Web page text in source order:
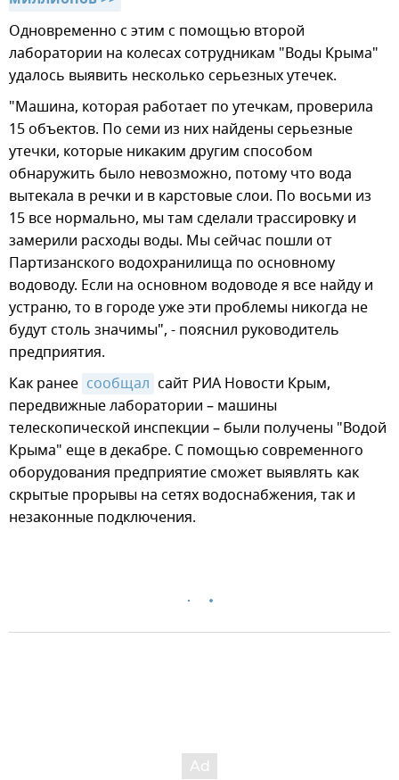
Одновременно с этим с помощью второй
лаборатории на колесах сотрудникам "Воды Крыма"
удалось выявить несколько серьезных утечек.
"Машина, которая работает по утечкам, проверила
15 объектов. По семи из них найдены серьезные
утечки, которые никаким другим способом
обнаружить было невозможно, потому что вода
вытекала в речки и в карстовые слои. По восьми из
15 все нормально, мы там сделали трассировку и
замерили расходы воды. Мы сейчас пошли от
Партизанского водохранилища по основному
водоводу. Если на основном водоводе я все найду и
устраню, то в городе уже эти проблемы никогда не
будут столь значимы", - пояснил руководитель
предприятия.
Как ранее сообщал сайт РИА Новости Крым,
передвижные лаборатории – машины
телескопической инспекции – были получены "Водой
Крыма" еще в декабре. С помощью современного
оборудования предприятие сможет выявлять как
скрытые прорывы на сетях водоснабжения, так и
незаконные подключения.